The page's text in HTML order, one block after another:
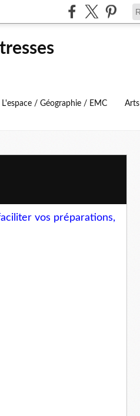
/ Géographie / EMC Arts
vos préparations,